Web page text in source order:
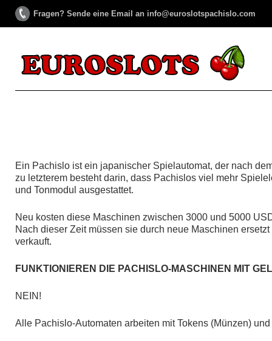
Fragen? Sende eine Email an info@euroslotspachislo.com
Ein Pachislo ist ein japanischer Spielautomat, der nach
zu letzterem besteht darin, dass Pachislos viel mehr
und Tonmodul ausgestattet.
Neu kosten diese Maschinen zwischen 3000 und 5000
Nach dieser Zeit müssen sie durch neue Maschinen
verkauft.
FUNKTIONIEREN DIE PACHISLO-MASCHINEN MIT
NEIN!
Alle Pachislo-Automaten arbeiten mit Tokens (Münzen)